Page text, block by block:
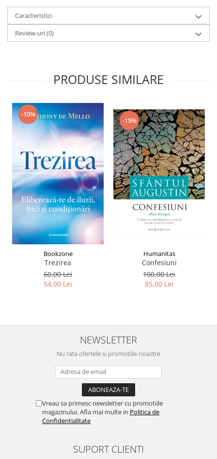
Caracteristici
Review-uri(0)
PRODUSE SIMILARE
-10%
Bookzone
Trezirea
60,00 Lei
54,00 Lei
-15%
Humanitas
Confesiuni
100,00 Lei
85,00 Lei
NEWSLETTER
Nu rata ofertele si promotiile noastre
Vreau sa primesc newsletter cu promotiile
magazinului. Afla mai multe in Politica de
Confidentialitate
SUPORT CLIENTI